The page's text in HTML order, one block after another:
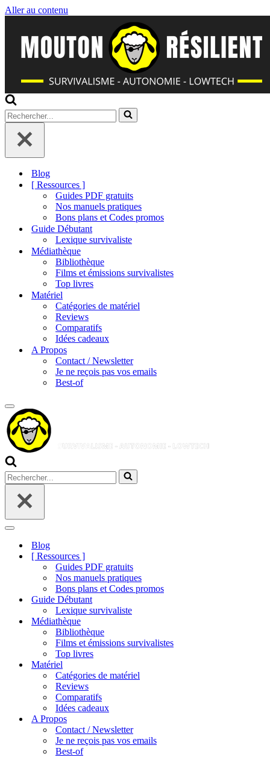
Aller au contenu
Rechercher...
Blog
[ Ressources ]
Guides PDF gratuits
Nos manuels pratiques
Bons plans et Codes promos
Guide Débutant
Lexique survivaliste
Médiathèque
Bibliothèque
Films et émissions survivalistes
Top livres
Matériel
Catégories de matériel
Reviews
Comparatifs
Idées cadeaux
A Propos
Contact / Newsletter
Je ne reçois pas vos emails
Best-of
Menu
de
navigation
Rechercher...
Menu
navigation
Blog
[ Ressources ]
Guides PDF gratuits
Nos manuels pratiques
Bons plans et Codes promos
Guide Débutant
Lexique survivaliste
Médiathèque
Bibliothèque
Films et émissions survivalistes
Top livres
Matériel
Catégories de matériel
Reviews
Comparatifs
Idées cadeaux
A Propos
Contact / Newsletter
Je ne reçois pas vos emails
Best-of